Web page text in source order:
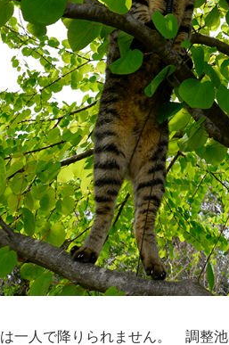
一人で降りられません。 調整